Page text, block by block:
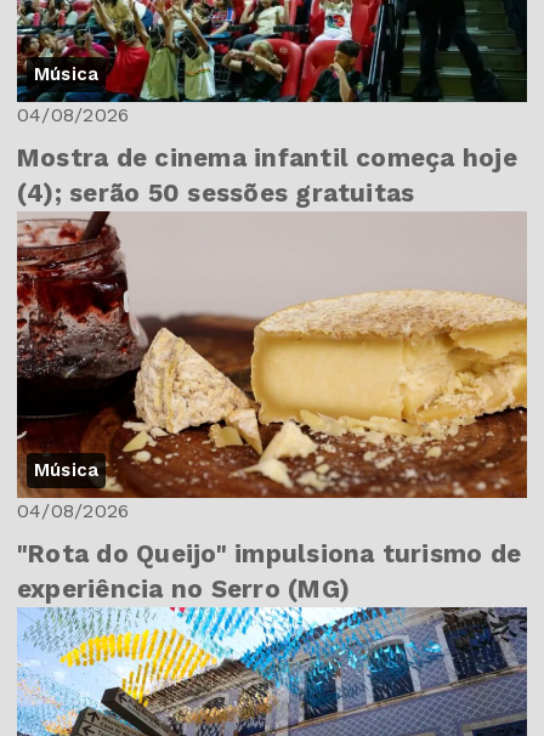
Música
04/08/2026
Mostra de cinema infantil começa hoje
(4); serão 50 sessões gratuitas
Música
04/08/2026
"Rota do Queijo" impulsiona turismo de
experiência no Serro (MG)